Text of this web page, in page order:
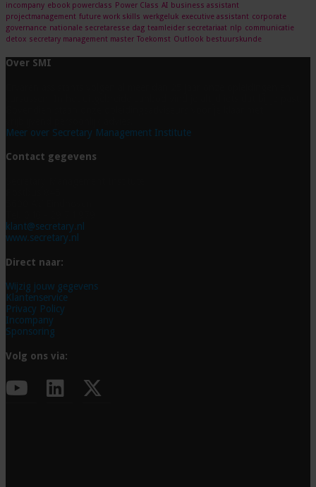
incompany ebook powerclass Power Class AI business assistant
projectmanagement future work skills werkgeluk executive assistant corporate
governance nationale secretaresse dag teamleider secretariaat nlp communicatie
detox secretary management master Toekomst Outlook bestuurskunde
Over SMI
Meer over Secretary Management Institute
Contact gegevens
klant@secretary.nl
www.secretary.nl
Direct naar:
Wijzig jouw gegevens
Klantenservice
Privacy Policy
Incompany
Sponsoring
Volg ons via: